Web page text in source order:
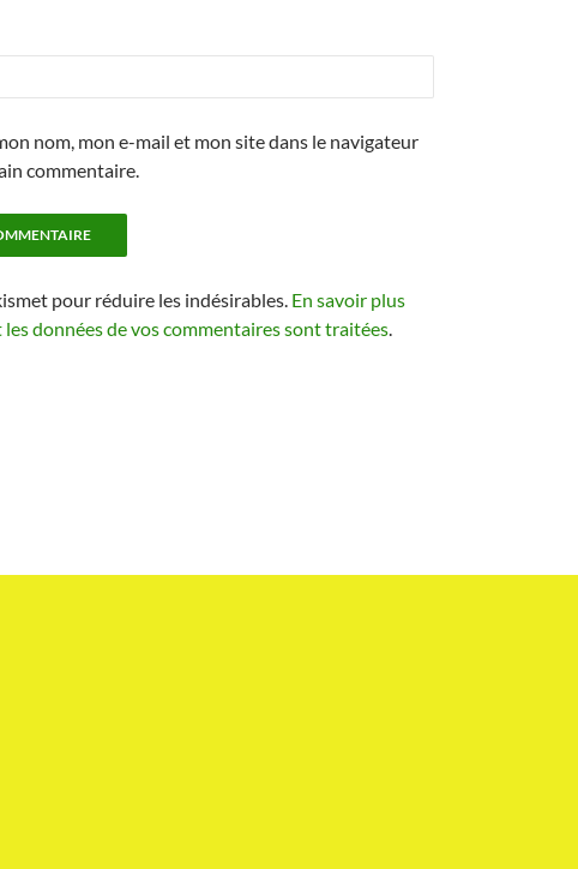
nom, mon e-mail et mon site dans le navigateur
commentaire.
pour réduire les indésirables. En savoir plus
données de vos commentaires sont traitées.